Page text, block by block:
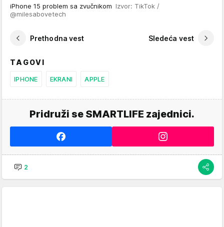
iPhone 15 problem sa zvučnikom Izvor: TikTok /
@milesabovetech
Prethodna vest Sledeća vest
TAGOVI
IPHONE EKRANI APPLE
Pridruži se SMARTLIFE zajednici.
2